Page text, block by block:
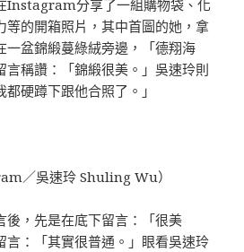
Instagram分享了一組購物袋、化
等的開箱照片，其中首圖的她，拿
一盆錦緞蔓綠絨旁邊，「德翔海
言稱讚：「錦緞很美。」吳速玲則
硬蹲下跟他合照了。」
／吳速玲 Shuling Wu）
後，先是在底下留言：「很美
言：「其實很普通。」眼看吳速玲